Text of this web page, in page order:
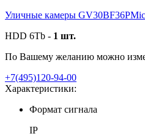
Уличные камеры
HDD 6Tb - 1 шт.
По Вашему желанию можно
+7(495)120-94-00
Характеристики:
Формат сигнала
IP